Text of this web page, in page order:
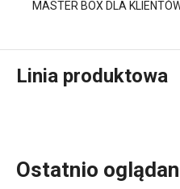
MASTER BOX DLA
Linia produktowa
Ostatnio